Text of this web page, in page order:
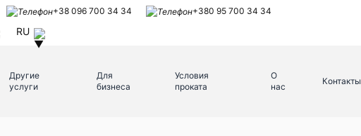
+38 096 700 34 34 +380 95 700 34 34
RU
Другие
услуги
Для
бизнеса
Условия
проката
О
нас
Контакты